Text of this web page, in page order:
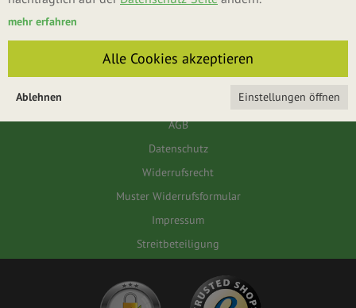
Für das Passwort muss die Groß-/Kleinschreibung beachtet werden.
AGB
Datenschutz
Widerrufsrecht
Muster Widerrufsformular
Impressum
Streitbeteiligung
mehr erfahren
Alle Cookies akzeptieren
Einstellungen öffnen
Ablehnen